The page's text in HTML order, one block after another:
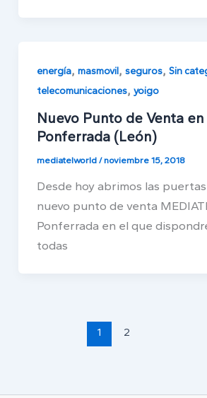
energía, masmovil, seguros, Sin
telecomunicaciones, yoigo
Nuevo Punto de Venta en
Ponferrada (León)
mediatelworld /noviembre 15, 2018
Desde hoy abrimos las
nuevo punto de venta
Ponferrada en el que
todas
1 2